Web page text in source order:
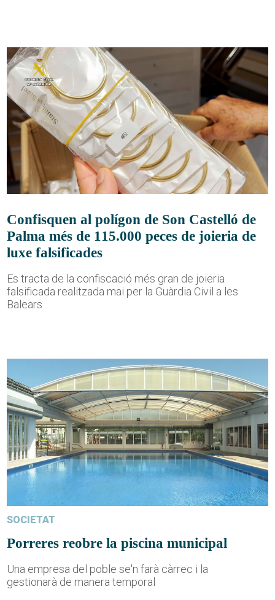
Confisquen al polígon de Son Castelló de
Palma més de 115.000 peces de joieria de
luxe falsificades
Es tracta de la confiscació més gran de joieria
falsificada realitzada mai per la Guàrdia Civil a les
Balears
SOCIETAT
Porreres reobre la piscina municipal
Una empresa del poble se'n farà càrrec i la
gestionarà de manera temporal